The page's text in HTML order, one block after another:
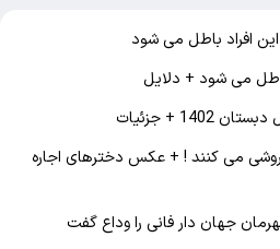
افراد باطل می شود
باطل می شود + دلایل
+ جزئیات
می کنند ! + عکس دخترهای اجاره
جهان دار فانی را وداع گفت